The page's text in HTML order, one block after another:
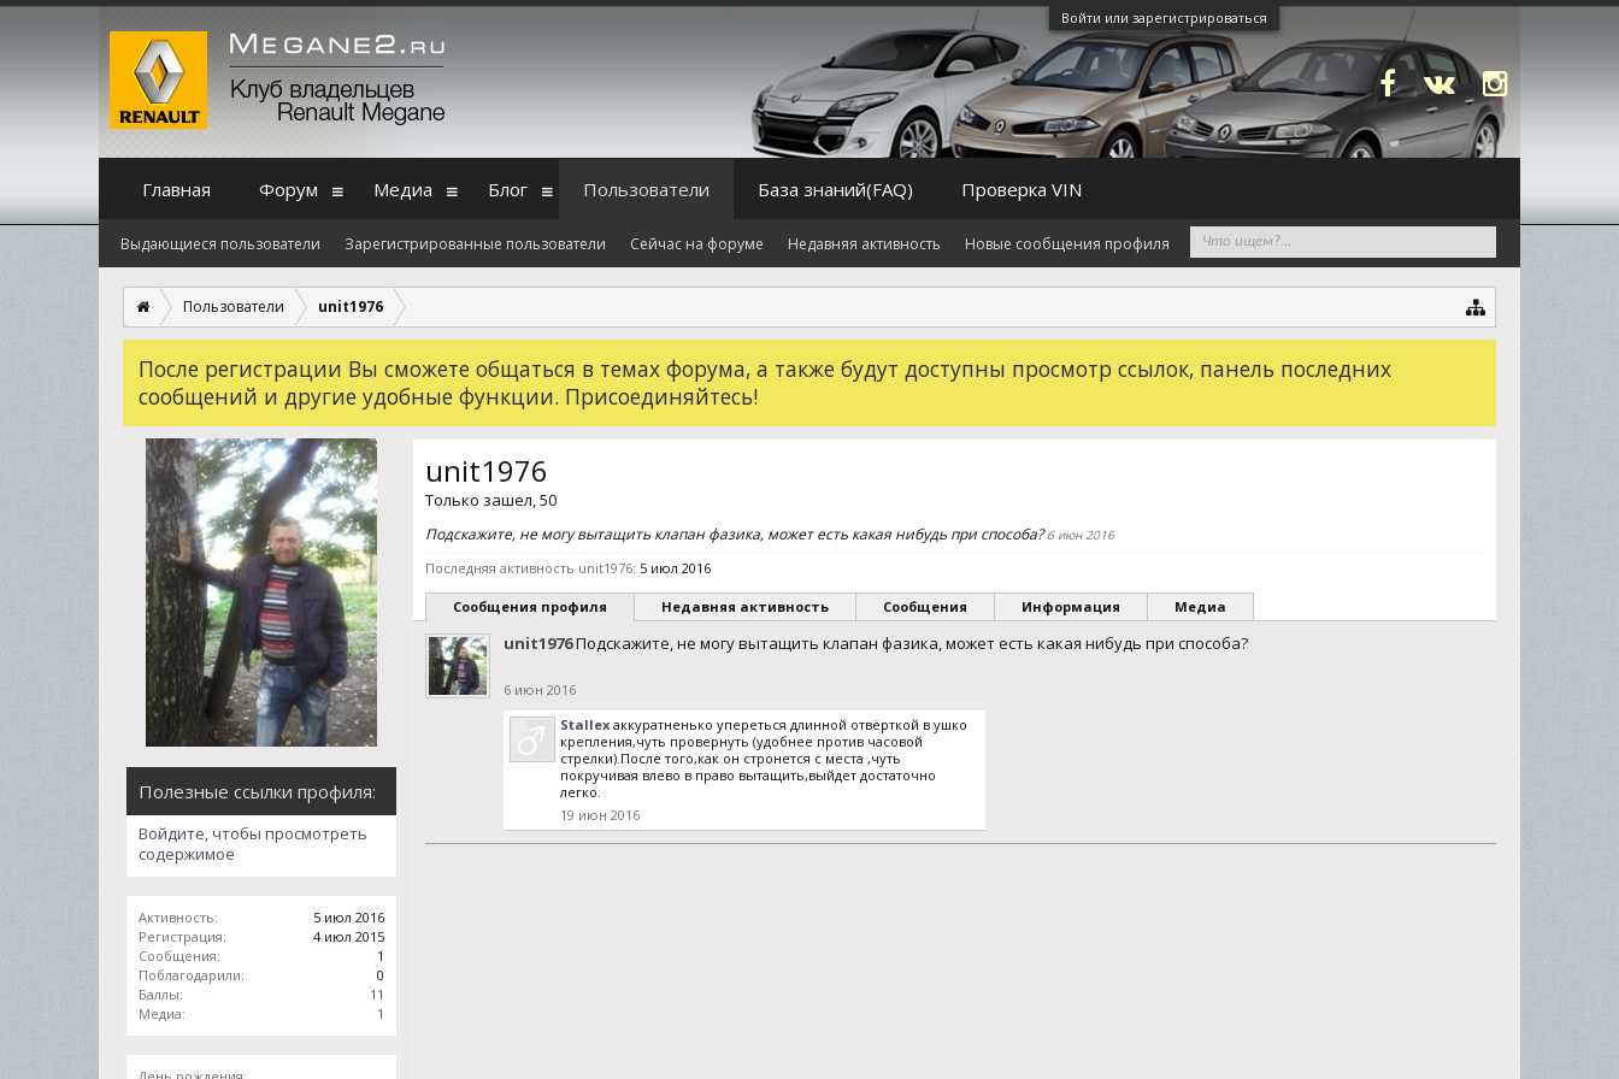
Войти или зарегистрироваться
Пользователи unit1976
После регистрации Вы сможете общаться в темах форума, а также будут доступны просмотр ссылок, панель последних
сообщений и другие удобные функции. Присоединяйтесь!
Полезные ссылки профиля:
Войдите, чтобы просмотреть
содержимое
Активность:
5 июл 2016
Регистрация:
4 июл 2015
Сообщения:
1
Поблагодарили:
0
Баллы:
11
Медиа:
1
unit1976
Только зашел, 50
Подскажите, не могу вытащить клапан фазика, может есть какая нибудь при способа?6 июн 2016
Последняя активность unit1976: 5 июл 2016
Сообщения профиля Недавняя активность Сообщения Информация Медиа
unit1976Подскажите, не могу вытащить клапан фазика, может есть какая нибудь при способа?
6 июн 2016
Stallex аккуратненько упереться длинной отвёрткой в ушко
крепления,чуть провернуть (удобнее против часовой
стрелки).После того,как он стронется с места ,чуть
покручивая влево в право вытащить,выйдет достаточно
легко.
19 июн 2016
Главная Форум Медиа Блог Пользователи
Выдающиеся пользователи Зарегистрированные пользователи Сейчас на форуме Недавняя активность Новые сообщения профиля
База знаний(FAQ) Проверка VIN